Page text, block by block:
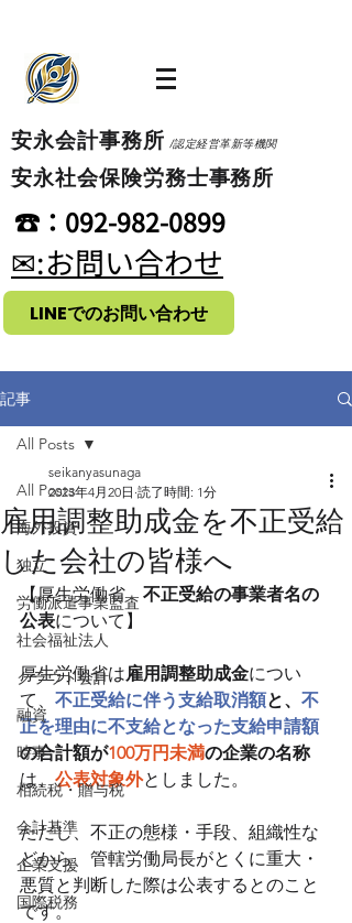
​安永会計事務所 /認定経営革新等機関
​安永社会保険労務士事務所
​☎：092-982-0899
​✉:お問い合わせ
LINEでのお問い合わせ
記事
All Posts
海外投資
独立
労働派遣事業監査
社会福祉法人
クラウド会計
融資
時事
相続税・贈与税
会計基準
企業支援
国際税務
All Posts
雇用調整助成金を不正受給
した会社の皆様へ
seikanyasunaga
2023年4月20日 読了時間: 1分
【厚生労働省 不正受給の事業者名の
公表について】
厚生労働省は雇用調整助成金につい
て、 不正受給に伴う支給取消額と、 不
正を理由に不支給となった支給申請額
の合計額が100万円未満の企業の名称
は、公表対象外としました。
ただし、不正の態様・手段、組織性な
どから、管轄労働局長がとくに重大・
悪質と判断した際は公表するとのこと
です。